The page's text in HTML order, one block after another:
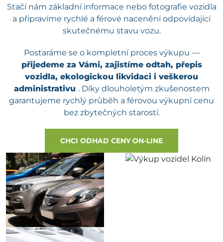
Stačí nám základní informace nebo fotografie vozidla
a připravíme rychlé a férové nacenění odpovídající
skutečnému stavu vozu.
Postaráme se o kompletní proces výkupu —
přijedeme za Vámi, zajistíme odtah, přepis
vozidla, ekologickou likvidaci i veškerou
administrativu . Díky dlouholetým zkušenostem
garantujeme rychlý průběh a férovou výkupní cenu
bez zbytečných starostí.
CHCI ODHAD CENY ON-LINE